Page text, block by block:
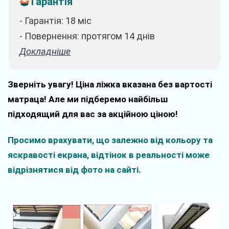
- Гарантія: 18 міс
- Повернення: протягом 14 днів
Докладніше
Зверніть увагу! Ціна ліжка вказана без вартості
матраца! Але ми підберемо найбільш
підходящий для вас за акційною ціною!
Просимо врахувати, що залежно від кольору та
яскравості екрана, відтінок в реальності може
відрізнятися від фото на сайті.